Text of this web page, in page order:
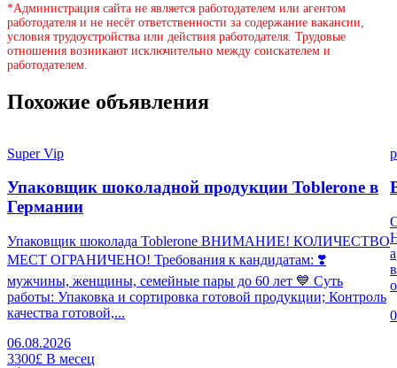
*Администрация сайта не является работодателем или агентом
работодателя и не несёт ответственности за содержание вакансии,
условия трудоустройства или действия работодателя. Трудовые
отношения возникают исключительно между соискателем и
работодателем.
Похожие объявления
Super Vip
Упаковщик шоколадной продукции Toblerone в
Германии
Упаковщик шоколада Toblerone ВНИМАНИЕ! КОЛИЧЕСТВО
МЕСТ ОГРАНИЧЕНО! Требования к кандидатам: ❣️
мужчины, женщины, семейные пары до 60 лет 💙 Суть
работы: Упаковка и сортировка готовой продукции; Контроль
качества готовой,...
06.08.2026
3300£ В месец